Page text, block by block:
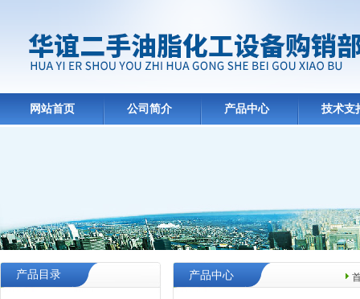
网站首页 公司简介 产品中心 技术支
产品目录 产品中心